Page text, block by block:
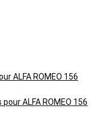
ALFA ROMEO 156